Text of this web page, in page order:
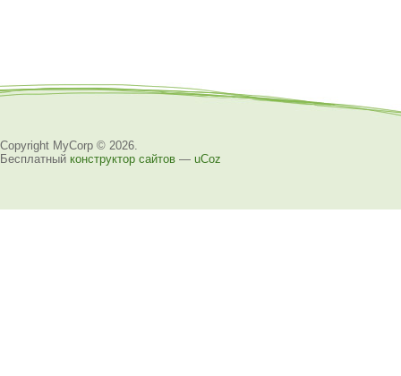
Copyright MyCorp © 2026
Бесплатный конструктор сайтов — uCoz